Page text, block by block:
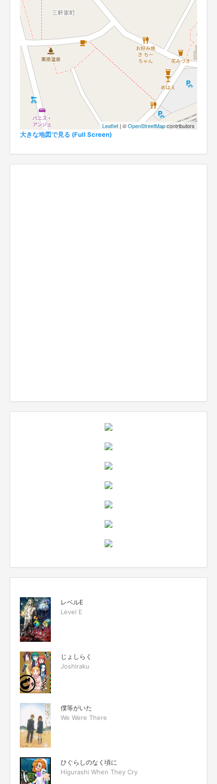
Leaflet | ©OpenStreetMapcontributors
大きな地図で見る (Full Screen)
レベルE
Level E
じょしらく
Joshiraku
僕等がいた
We Were There
ひぐらしのなく頃に
Higurashi When They Cry